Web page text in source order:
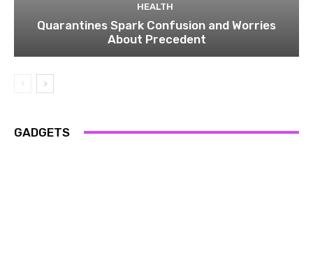
HEALTH
Quarantines Spark Confusion and Worries
About Precedent
GADGETS